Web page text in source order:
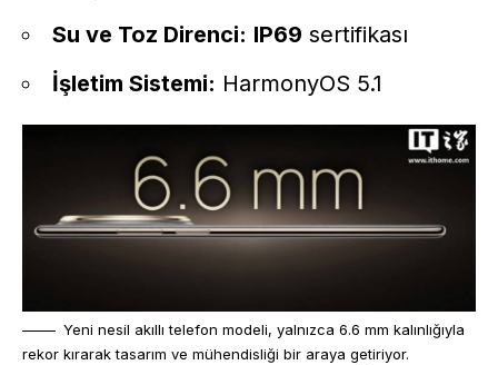
Su ve Toz Direnci: IP69 sertifikası
İşletim Sistemi: HarmonyOS 5.1
Yeni nesil akıllı telefon modeli, yalnızca 6.6 mm kalınlığıyla
rekor kırarak tasarım ve mühendisliği bir araya getiriyor.